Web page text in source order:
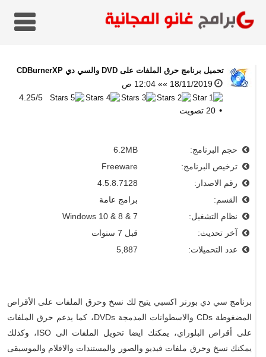
تحميل برنامج حرق الملفات على DVD والسي دي CDBurnerXP
18/11/2019 »» 12:04 ص
4.25/5
20 تصويت
حجم البرنامج:
6.2MB
ترخيص البرنامج:
Freeware
رقم الاصدار:
4.5.8.7128
القسم:
برامج عامة
نظام التشغيل:
Windows 10 & 8 & 7
آخر تحديث:
قبل 7 سنوات
عدد التحميلات:
5,887
برنامج سي دي بورنر اكسبي يتيح لك نسخ وحرق الملفات على الأقراص
المضغوطة CDs والاسطوانات المدمجة DVDs، كما يدعم حرق الملفات
على أقراص البلوراي، يمكنك ايضا تحويل الملفات الى ISO، وكذلك
يمكنك نسخ وحرق ملفات فيديو والصور والمستندات والافلام والموسيقى